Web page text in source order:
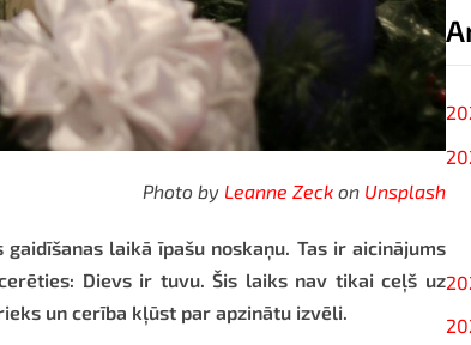
Photo by Leanne Zeckon Unsplash
laikā īpašu noskaņu. Tas ir aicinājums
Dievs ir tuvu. Šis laiks nav tikai ceļš uz
un cerība kļūst par apzinātu izvēli.